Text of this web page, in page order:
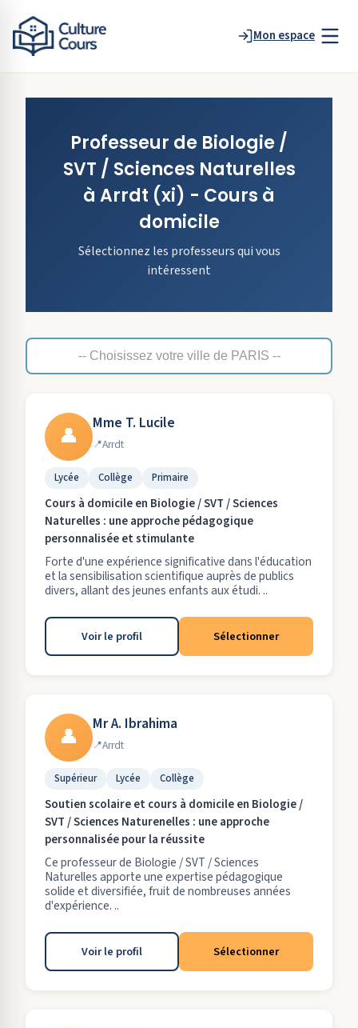
Mon espace
Professeur de Biologie /
SVT / Sciences Naturelles
à Arrdt (xi) - Cours à
domicile
Sélectionnez les professeurs qui vous
intéressent
👤 Mme T. Lucile
Arrdt
Lycée Collège Primaire
Cours à domicile en Biologie / SVT / Sciences
Naturelles : une approche pédagogique
personnalisée et stimulante
Forte d'une expérience significative dans l'éducation
et la sensibilisation scientifique auprès de publics
divers, allant des jeunes enfants aux étudi. ..
Voir le profil Sélectionner
👤 Mr A. Ibrahima
Arrdt
Supérieur Lycée Collège
Soutien scolaire et cours à domicile en Biologie /
SVT / Sciences Naturenelles : une approche
personnalisée pour la réussite
Ce professeur de Biologie / SVT / Sciences
Naturelles apporte une expertise pédagogique
solide et diversifiée, fruit de nombreuses années
d'expérience. ..
Voir le profil Sélectionner